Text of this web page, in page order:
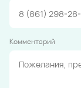
Комментарий